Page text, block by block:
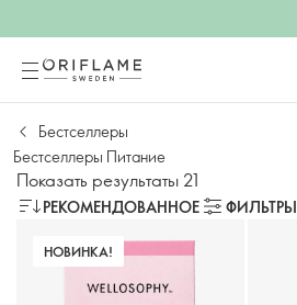
Бестселлеры
Бестселлеры Питание
Показать результаты 21
РЕКОМЕНДОВАННОЕ ФИЛЬТРЫ
НОВИНКА!